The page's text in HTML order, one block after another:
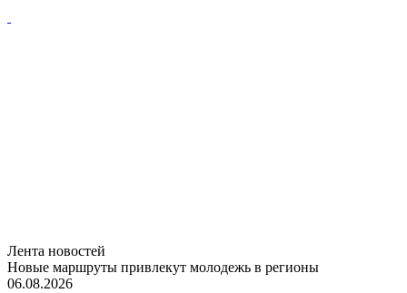
Лента новостей
Новые маршруты привлекут молодежь в регионы
06.08.2026